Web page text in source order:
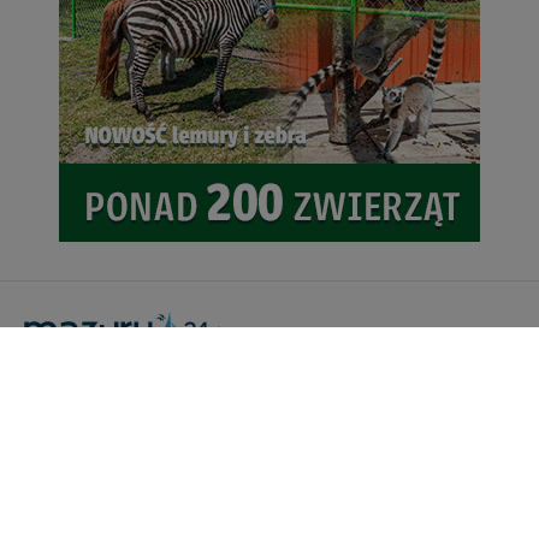
zawsze jest możliwe techniczne zrealizowanie Twoich
praw w odniesieniu do informacji zawartych w plikach
cookies. Twoja przeglądarka umożliwia Ci skasowanie
tych plików - w pewnych przypadkach nie możemy tego
zrobić za Ciebie.
Dziękujemy, i życzmy miłego odkrywania Mazur na
nowo...